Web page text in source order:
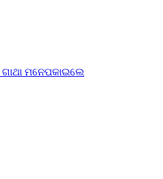
ମନେପକାଇଲେ